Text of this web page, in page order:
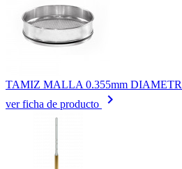
TAMIZ MALLA 0.355mm
ver ficha de producto
keyboard_arrow_right